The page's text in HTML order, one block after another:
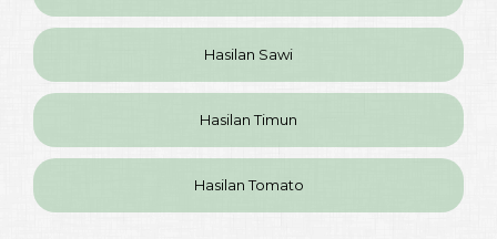
Hasilan Sawi
Hasilan Timun
Hasilan Tomato